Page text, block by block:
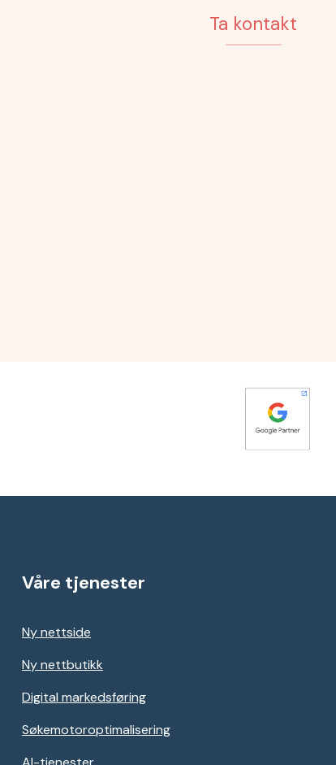
Ta kontakt
Våre tjenester
Ny nettside
Ny nettbutikk
Digital markedsføring
Søkemotoroptimalisering